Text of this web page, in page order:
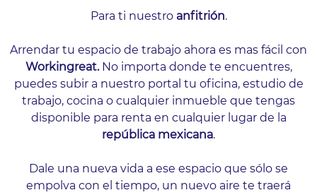
Para ti nuestro anfitrión.
Arrendar tu espacio de trabajo ahora es mas fácil con
Workingreat.No importa donde te encuentres,
puedes subir a nuestro portal tu oficina, estudio de
trabajo, cocina o cualquier inmueble que tengas
disponible para renta en cualquier lugar de la
república mexicana.
Dale una nueva vida a ese espacio que sólo se
empolva con el tiempo, un nuevo aire te traerá